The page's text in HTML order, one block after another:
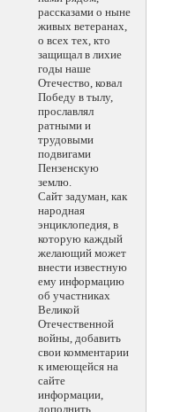
рассказами о ныне
живых ветеранах,
о всех тех, кто
защищал в лихие
годы наше
Отечество, ковал
Победу в тылу,
прославлял
ратными и
трудовыми
подвигами
Пензенскую
землю.
Сайт задуман, как
народная
энциклопедия, в
которую каждый
желающий может
внести известную
ему информацию
об участниках
Великой
Отечественной
войны, добавить
свои комментарии
к имеющейся на
сайте
информации,
дополнить